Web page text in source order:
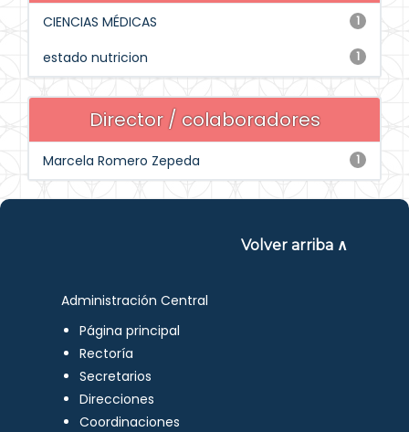
1
CIENCIAS MÉDICAS
1
estado nutricion
Director / colaboradores
1
Marcela Romero Zepeda
Volver arriba ∧
Administración Central
Página principal
Rectoría
Secretarios
Direcciones
Coordinaciones